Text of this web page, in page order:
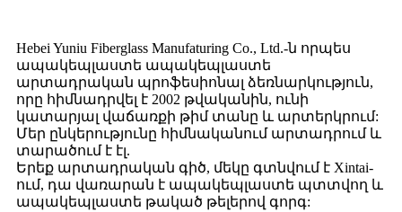
Hebei Yuniu Fiberglass Manufaturing Co., Ltd.-ն որպես
ապակեպլաստե ապակեպլաստե
արտադրական պրոֆեսիոնալ ձեռնարկություն,
որը հիմնադրվել է 2002 թվականին, ունի
կատարյալ վաճառքի թիմ տանը և արտերկրում:
Մեր ընկերությունը հիմնականում արտադրում և
տարածում է էլ.
Երեք արտադրական գիծ, ​​մեկը գտնվում է Xintai-
ում, դա վառարան է ապակեպլաստե պտտվող և
ապակեպլաստե թակած թելերով գորգ: